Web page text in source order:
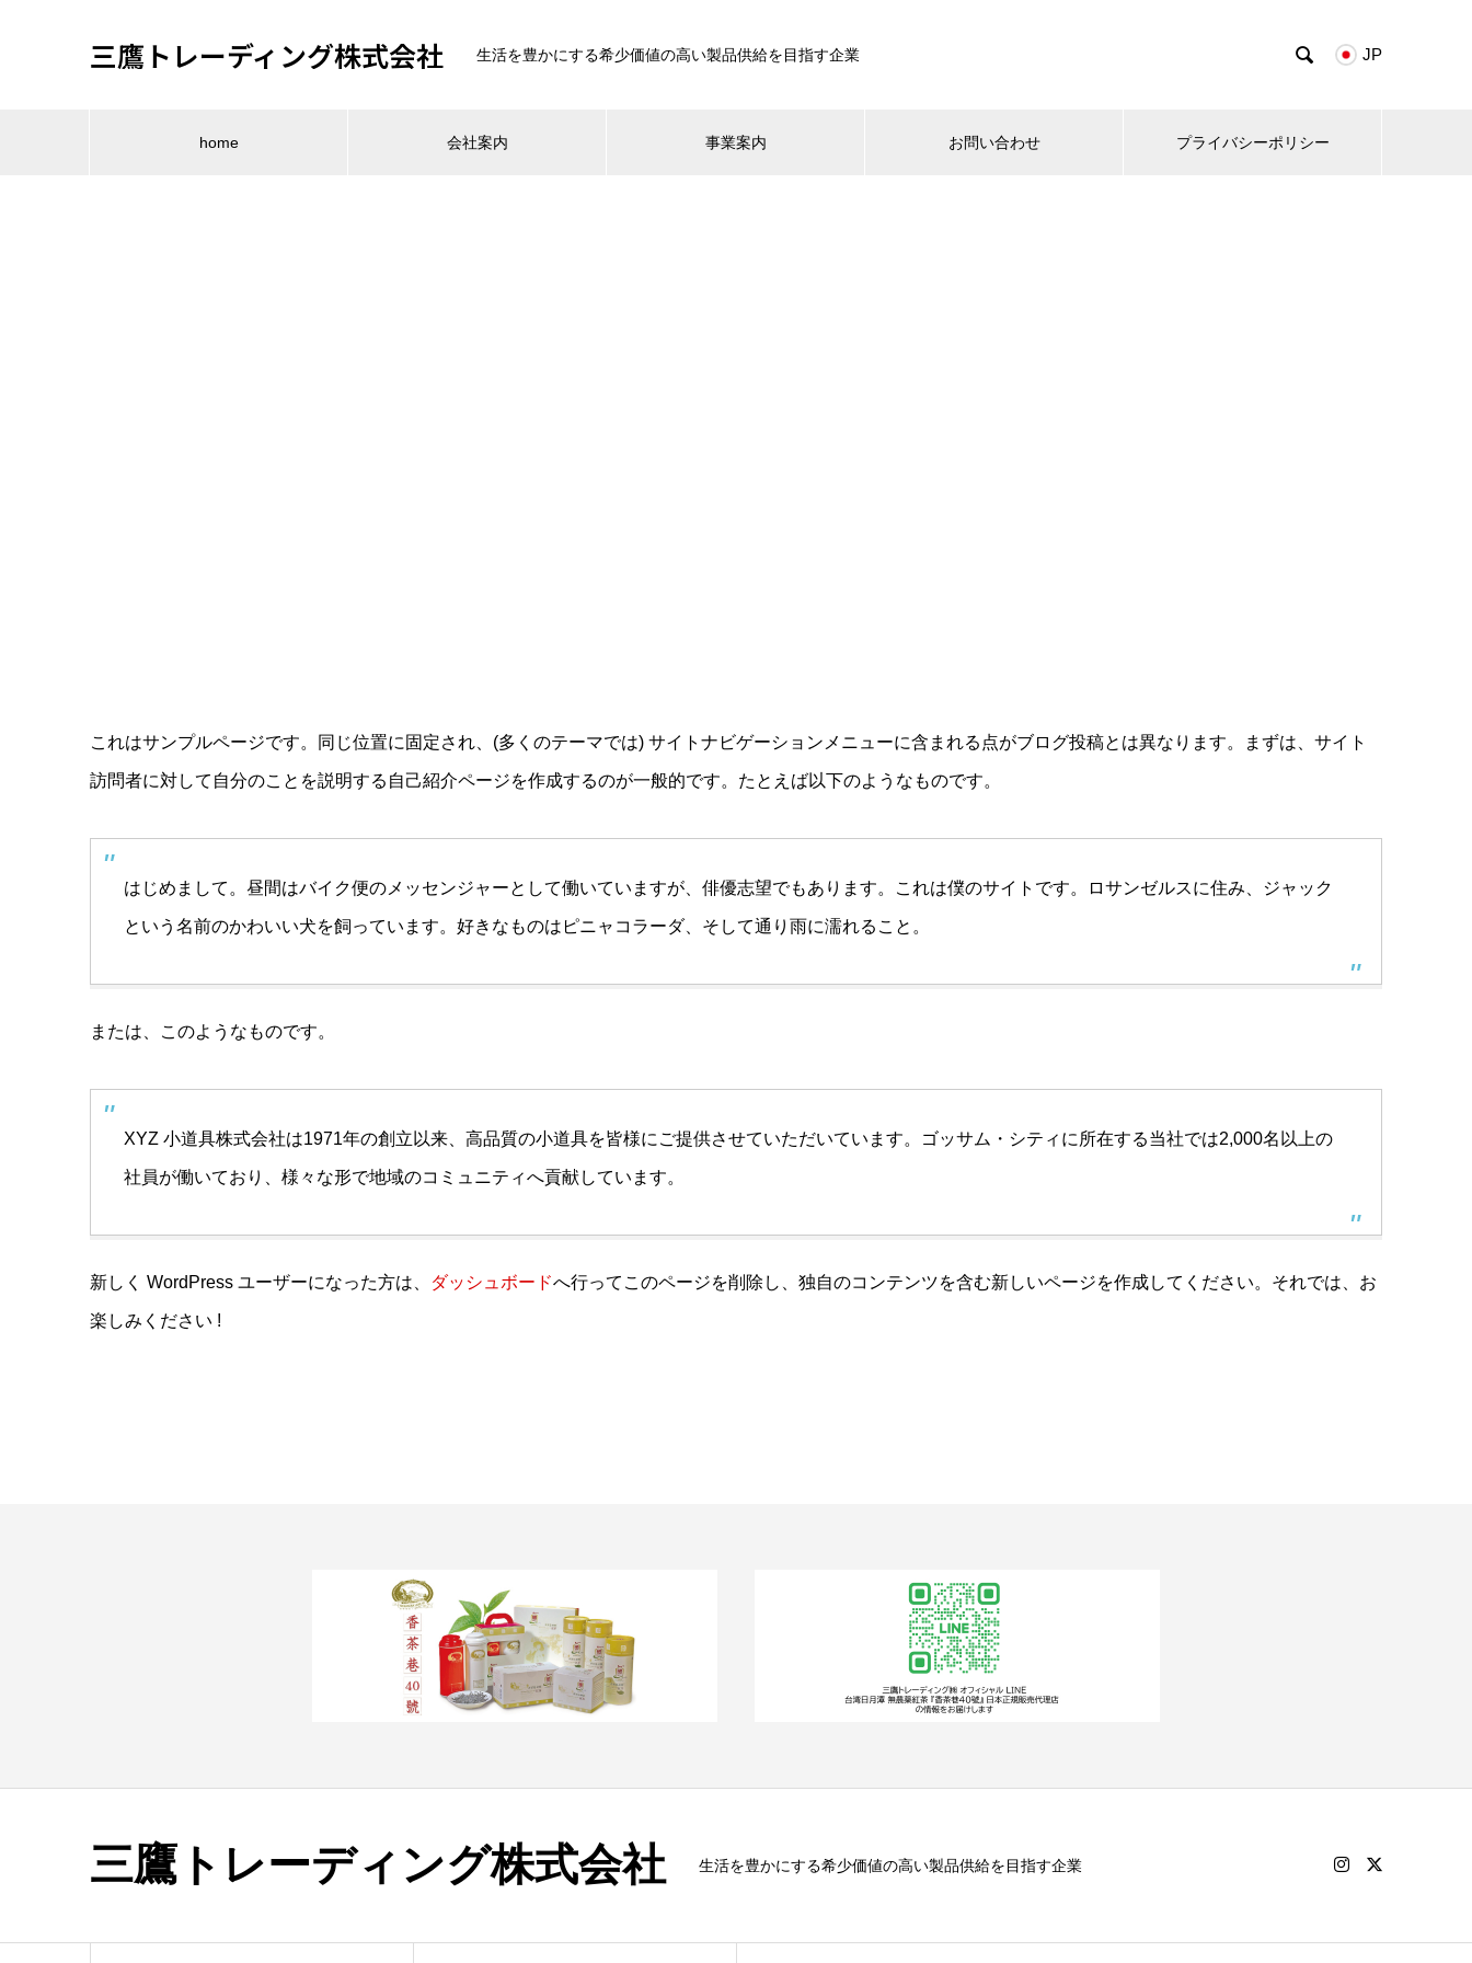
三鷹トレーディング株式会社 生活を豊かにする希少価値の高い製品供給を目指す企業  JP
home 会社案内 事業案内 お問い合わせ プライバシーポリシー
これはサンプルページです。同じ位置に固定され、(多くのテーマでは) サイトナビゲーションメニューに含まれる点がブログ投稿とは異なります。まずは、サイト
訪問者に対して自分のことを説明する自己紹介ページを作成するのが一般的です。たとえば以下のようなものです。
はじめまして。昼間はバイク便のメッセンジャーとして働いていますが、俳優志望でもあります。これは僕のサイトです。ロサンゼルスに住み、ジャック
という名前のかわいい犬を飼っています。好きなものはピニャコラーダ、そして通り雨に濡れること。
または、このようなものです。
XYZ 小道具株式会社は1971年の創立以来、高品質の小道具を皆様にご提供させていただいています。ゴッサム・シティに所在する当社では2,000名以上の
社員が働いており、様々な形で地域のコミュニティへ貢献しています。
新しく WordPress ユーザーになった方は、 ダッシュボードへ行ってこのページを削除し、独自のコンテンツを含む新しいページを作成してください。それでは、お
楽しみください !
三鷹トレーディング株式会社 生活を豊かにする希少価値の高い製品供給を目指す企業